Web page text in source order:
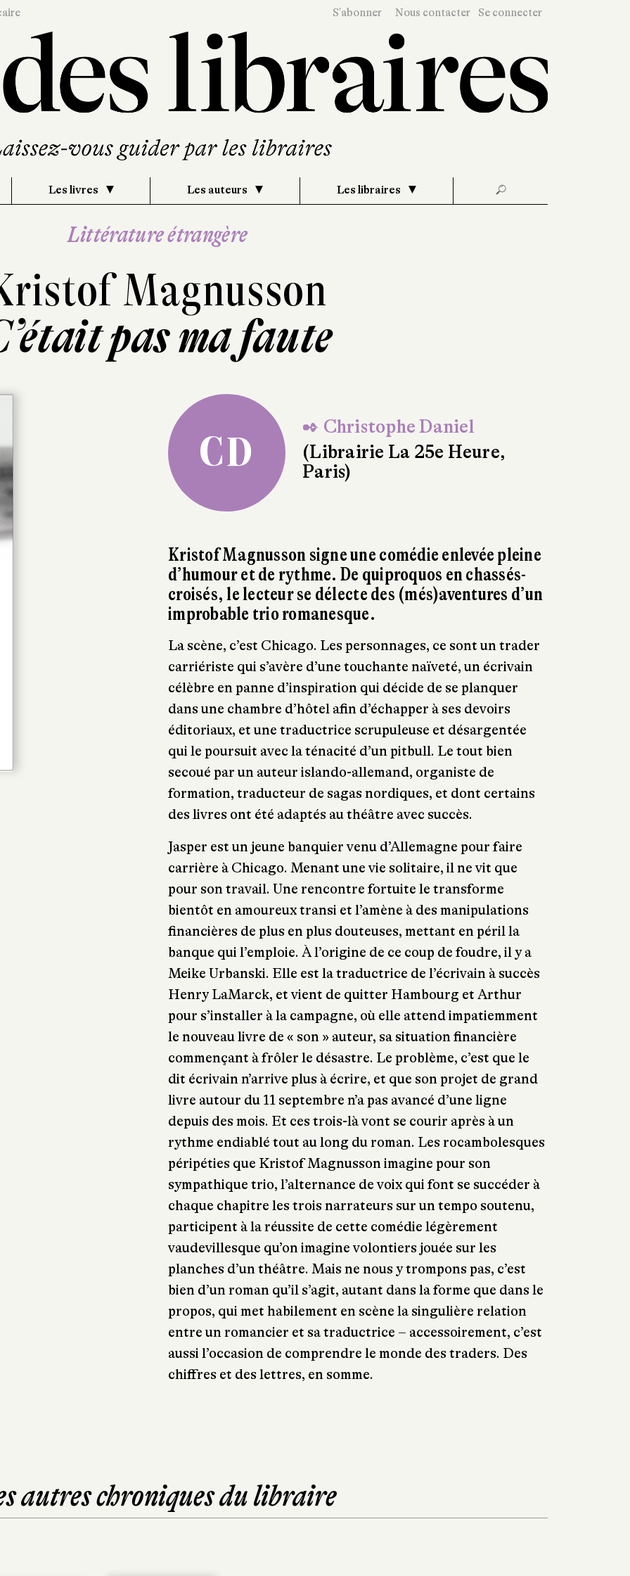
S'abonner Nous contacter Se connecter
Les livres Les auteurs Les libraires 🔎
Littérature étrangère
Magnusson
pas ma faute
CD
✒ Christophe Daniel
(Librairie La 25e Heure,
Paris)
Kristof Magnusson signe une comédie enlevée pleine
d’humour et de rythme. De quiproquos en chassés-
croisés, le lecteur se délecte des (més)aventures d’un
improbable trio romanesque.
La scène, c’est Chicago. Les personnages, ce sont un trader
carriériste qui s’avère d’une touchante naïveté, un écrivain
célèbre en panne d’inspiration qui décide de se planquer
dans une chambre d’hôtel afin d’échapper à ses devoirs
éditoriaux, et une traductrice scrupuleuse et désargentée
qui le poursuit avec la ténacité d’un pitbull. Le tout bien
secoué par un auteur islando-allemand, organiste de
formation, traducteur de sagas nordiques, et dont certains
des livres ont été adaptés au théâtre avec succès.
Jasper est un jeune banquier venu d’Allemagne pour faire
carrière à Chicago. Menant une vie solitaire, il ne vit que
pour son travail. Une rencontre fortuite le transforme
bientôt en amoureux transi et l’amène à des manipulations
financières de plus en plus douteuses, mettant en péril la
banque qui l’emploie. À l’origine de ce coup de foudre, il y a
Meike Urbanski. Elle est la traductrice de l’écrivain à succès
Henry LaMarck, et vient de quitter Hambourg et Arthur
pour s’installer à la campagne, où elle attend impatiemment
le nouveau livre de « son » auteur, sa situation financière
commençant à frôler le désastre. Le problème, c’est que le
dit écrivain n’arrive plus à écrire, et que son projet de grand
livre autour du 11 septembre n’a pas avancé d’une ligne
depuis des mois. Et ces trois-là vont se courir après à un
rythme endiablé tout au long du roman. Les rocambolesques
péripéties que Kristof Magnusson imagine pour son
sympathique trio, l’alternance de voix qui font se succéder à
chaque chapitre les trois narrateurs sur un tempo soutenu,
participent à la réussite de cette comédie légèrement
vaudevillesque qu’on imagine volontiers jouée sur les
planches d’un théâtre. Mais ne nous y trompons pas, c’est
bien d’un roman qu’il s’agit, autant dans la forme que dans le
propos, qui met habilement en scène la singulière relation
entre un romancier et sa traductrice – accessoirement, c’est
aussi l’occasion de comprendre le monde des traders. Des
chiffres et des lettres, en somme.
autres chroniques du libraire